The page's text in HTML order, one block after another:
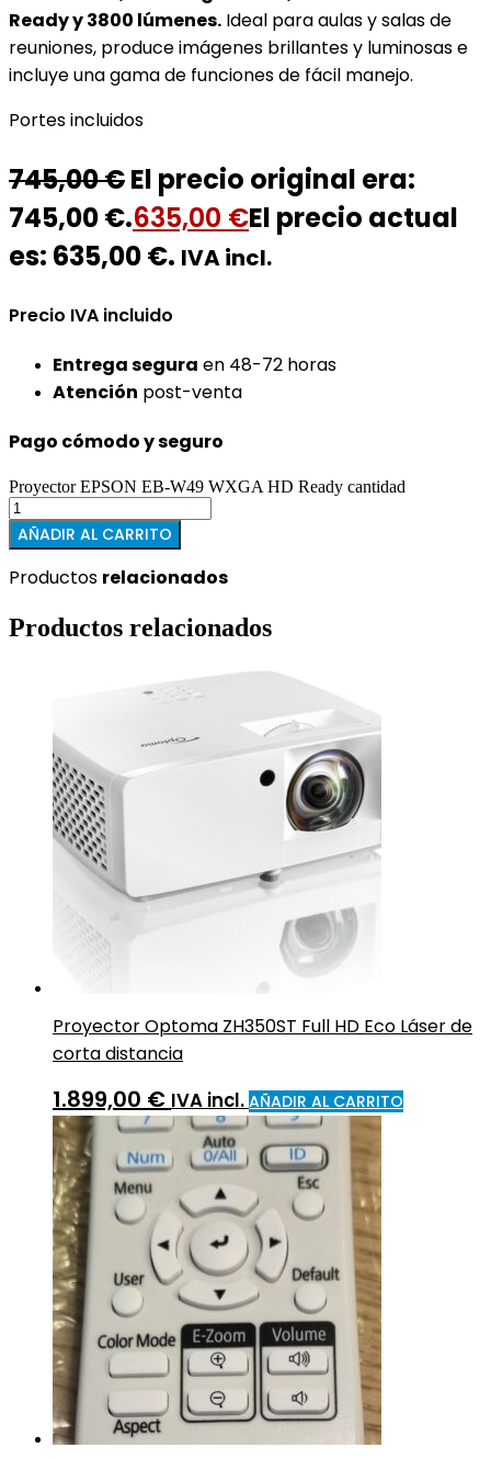
Ready y 3800 lúmenes. Ideal para aulas y salas de
reuniones, produce imágenes brillantes y luminosas e
incluye una gama de funciones de fácil manejo.
Portes incluidos
745,00€El precio original era:
745,00 €.635,00 €El precio actual
es: 635,00 €. IVA incl.
Precio IVA incluido
Entrega segura en 48-72 horas
Atención post-venta
Pago cómodo y seguro
Proyector EPSON EB-W49 WXGA HD Ready cantidad
AÑADIR AL CARRITO
Productos relacionados
Productos relacionados
Proyector Optoma ZH350ST Full HD Eco Láser de
corta distancia
1.899,00 € IVA incl. AÑADIR AL CARRITO